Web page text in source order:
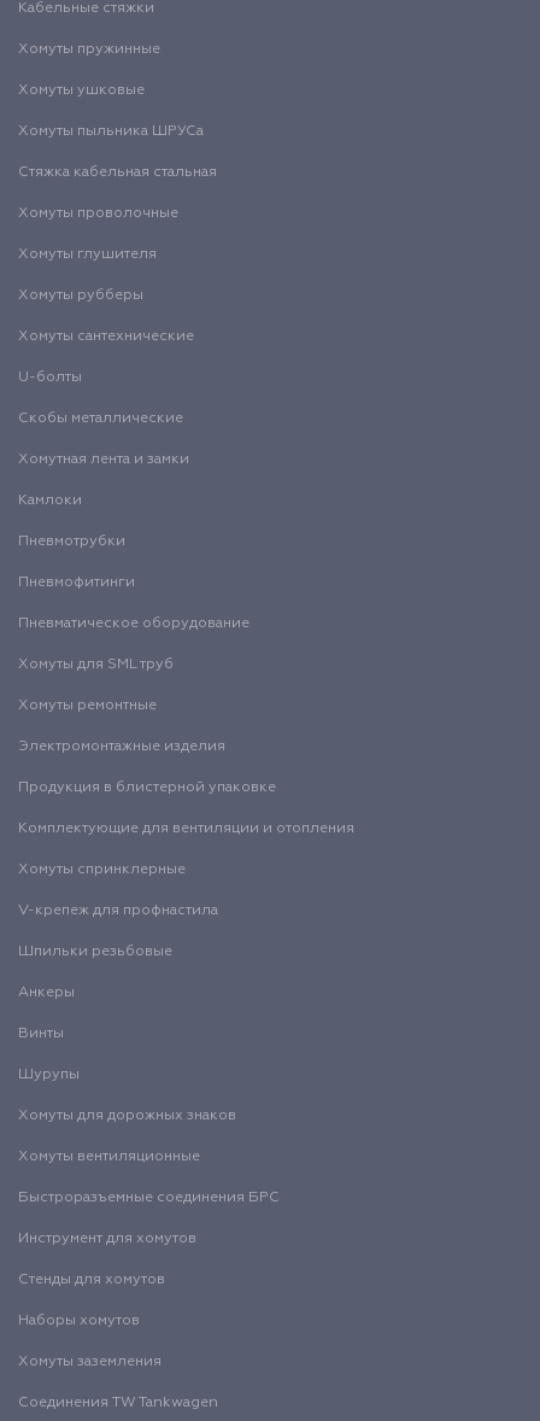
Кабельные стяжки
Хомуты пружинные
Хомуты ушковые
Хомуты пыльника ШРУСа
Стяжка кабельная стальная
Хомуты проволочные
Хомуты глушителя
Хомуты рубберы
Хомуты сантехнические
U-болты
Скобы металлические
Хомутная лента и замки
Камлоки
Пневмотрубки
Пневмофитинги
Пневматическое оборудование
Хомуты для SML труб
Хомуты ремонтные
Электромонтажные изделия
Продукция в блистерной упаковке
Комплектующие для вентиляции и отопления
Хомуты спринклерные
V-крепеж для профнастила
Шпильки резьбовые
Анкеры
Винты
Шурупы
Хомуты для дорожных знаков
Хомуты вентиляционные
Быстроразъемные соединения БРС
Инструмент для хомутов
Стенды для хомутов
Наборы хомутов
Хомуты заземления
Соединения TW Tankwagen